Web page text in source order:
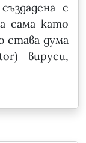
с
сама като
става дума
вируси,